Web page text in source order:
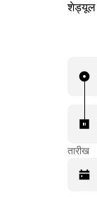
शेड्यूल
तारीख